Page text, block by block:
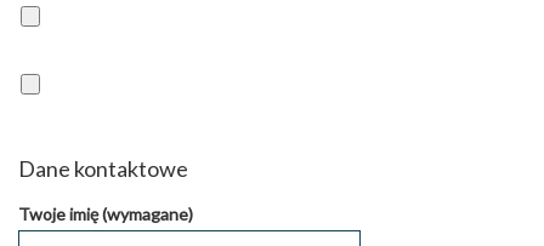
Dane kontaktowe
Twoje imię (wymagane)